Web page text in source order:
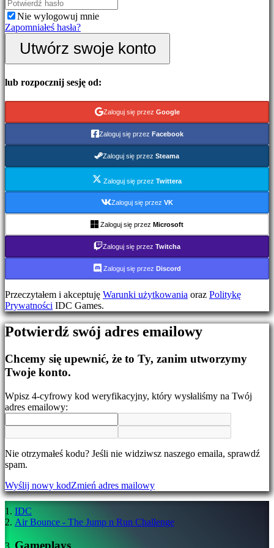
Wydarzenia
w
grze
Media
IDC
IDC
Wsparcie
Konto
się
się
hasła?
Zmień
język
AR
BS
CS
DE
EL
EN
FI
FR
KO
NL
PL
PT
RO
RU
SV
Nie wylogowuj mnie
Zapomniałeś hasła?
Utwórz swoje konto
lub rozpocznij sesję od:
Zaloguj się przez Google
Zaloguj się przez Facebook
Zaloguj się przez Steama
Zaloguj się przez Twittera
Zaloguj się przez VK
Zaloguj się przez Microsoft
Zaloguj się przez Twitcha
Zaloguj się przez Discord
Przeczytałem i akceptuję Warunki użytkowania oraz Politykę
Prywatności IDC Games.
Potwierdź swój adres emailowy
Chcemy się upewnić, że to Ty, zanim utworzymy
Twoje konto.
Wpisz 4-cyfrowy kod weryfikacyjny, który wysłaliśmy na Twój
adres emailowy:
Nie otrzymałeś kodu? Jeśli nie widziwsz naszego emaila, sprawdź
spam.
Wyślij nowy kodZmień adres mailowy
IDC
Air Bounce - The Jump n Run Challenge